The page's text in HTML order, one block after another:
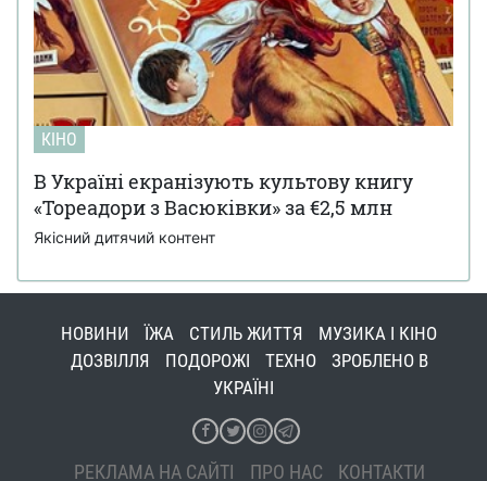
КІНО
В Україні екранізують культову книгу
«Тореадори з Васюківки» за €2,5 млн
Якісний дитячий контент
НОВИНИ ЇЖА СТИЛЬ ЖИТТЯ
МУЗИКА І КІНО
ДОЗВІЛЛЯ
ПОДОРОЖІ ТЕХНО
ЗРОБЛЕНО В
УКРАЇНІ
РЕКЛАМА НА САЙТІ ПРО НАС КОНТАКТИ